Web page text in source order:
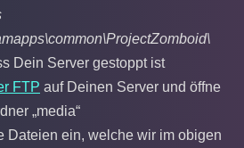
Dein Server gestoppt ist
FTP auf Deinen Server und öffne
„media“
Dateien ein, welche wir im obigen